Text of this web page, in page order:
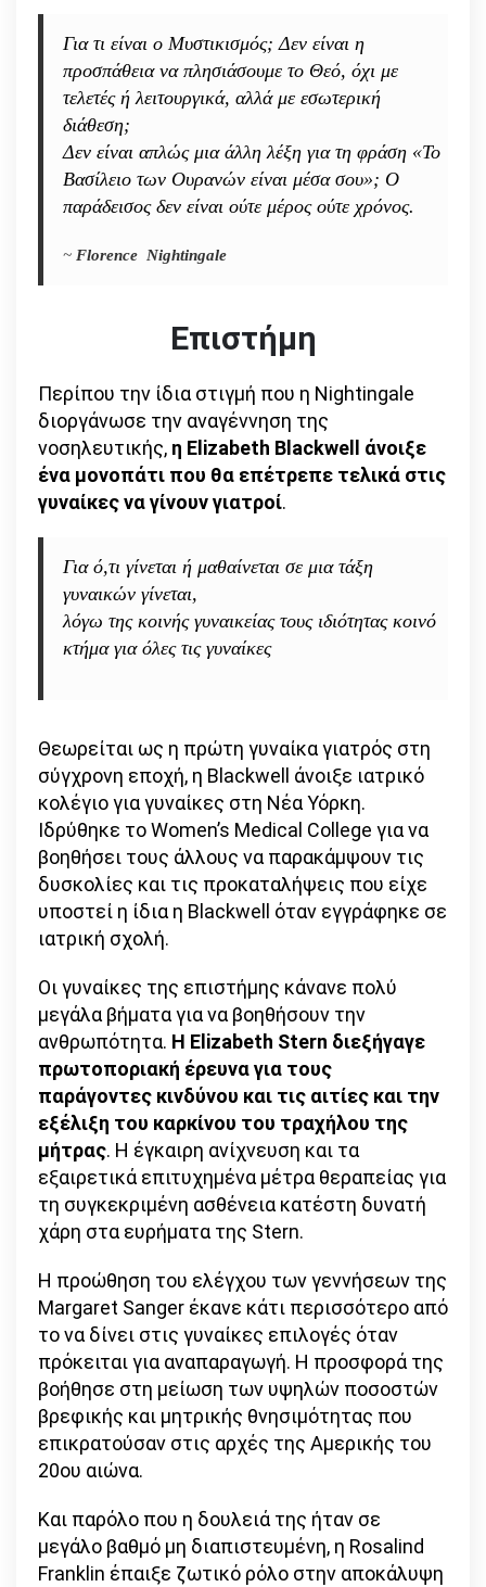
Για τι είναι ο Μυστικισμός; Δεν είναι η
προσπάθεια να πλησιάσουμε το Θεό, όχι με
τελετές ή λειτουργικά, αλλά με εσωτερική
διάθεση;
Δεν είναι απλώς μια άλλη λέξη για τη φράση «Το
Βασίλειο των Ουρανών είναι μέσα σου»; Ο
παράδεισος δεν είναι ούτε μέρος ούτε χρόνος.
~ Florence Nightingale
Επιστήμη
Περίπου την ίδια στιγμή που η Nightingale
διοργάνωσε την αναγέννηση της
νοσηλευτικής, η Elizabeth Blackwell άνοιξε
ένα μονοπάτι που θα επέτρεπε τελικά στις
γυναίκες να γίνουν γιατροί.
Για ό,τι γίνεται ή μαθαίνεται σε μια τάξη
γυναικών γίνεται,
λόγω της κοινής γυναικείας τους ιδιότητας κοινό
κτήμα για όλες τις γυναίκες
Θεωρείται ως η πρώτη γυναίκα γιατρός στη
σύγχρονη εποχή, η Blackwell άνοιξε ιατρικό
κολέγιο για γυναίκες στη Νέα Υόρκη.
Ιδρύθηκε το Women’s Medical College για να
βοηθήσει τους άλλους να παρακάμψουν τις
δυσκολίες και τις προκαταλήψεις που είχε
υποστεί η ίδια η Blackwell όταν εγγράφηκε σε
ιατρική σχολή.
Οι γυναίκες της επιστήμης κάνανε πολύ
μεγάλα βήματα για να βοηθήσουν την
ανθρωπότητα. Η Elizabeth Stern διεξήγαγε
πρωτοποριακή έρευνα για τους
παράγοντες κινδύνου και τις αιτίες και την
εξέλιξη του καρκίνου του τραχήλου της
μήτρας. Η έγκαιρη ανίχνευση και τα
εξαιρετικά επιτυχημένα μέτρα θεραπείας για
τη συγκεκριμένη ασθένεια κατέστη δυνατή
χάρη στα ευρήματα της Stern.
Η προώθηση του ελέγχου των γεννήσεων της
Margaret Sanger έκανε κάτι περισσότερο από
το να δίνει στις γυναίκες επιλογές όταν
πρόκειται για αναπαραγωγή. Η προσφορά της
βοήθησε στη μείωση των υψηλών ποσοστών
βρεφικής και μητρικής θνησιμότητας που
επικρατούσαν στις αρχές της Αμερικής του
20ου αιώνα.
Και παρόλο που η δουλειά της ήταν σε
μεγάλο βαθμό μη διαπιστευμένη, η Rosalind
Franklin έπαιξε ζωτικό ρόλο στην αποκάλυψη